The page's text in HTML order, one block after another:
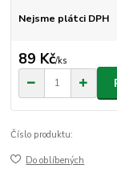
Nejsme plátci DPH
89 Kč/ks
Číslo produktu:
Do oblíbených